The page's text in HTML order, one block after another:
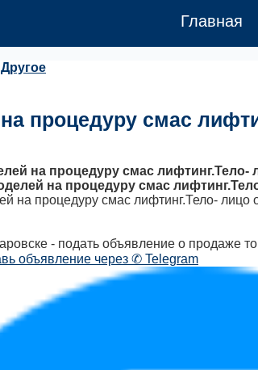
Главная
Другое
процедуру смас
на процедуру смас лифтинг.Тело-
на процедуру смас
на процедуру смас лифтинг.Тело- лицо
- подать объявление о продаже
объявление через ✆ Telegram